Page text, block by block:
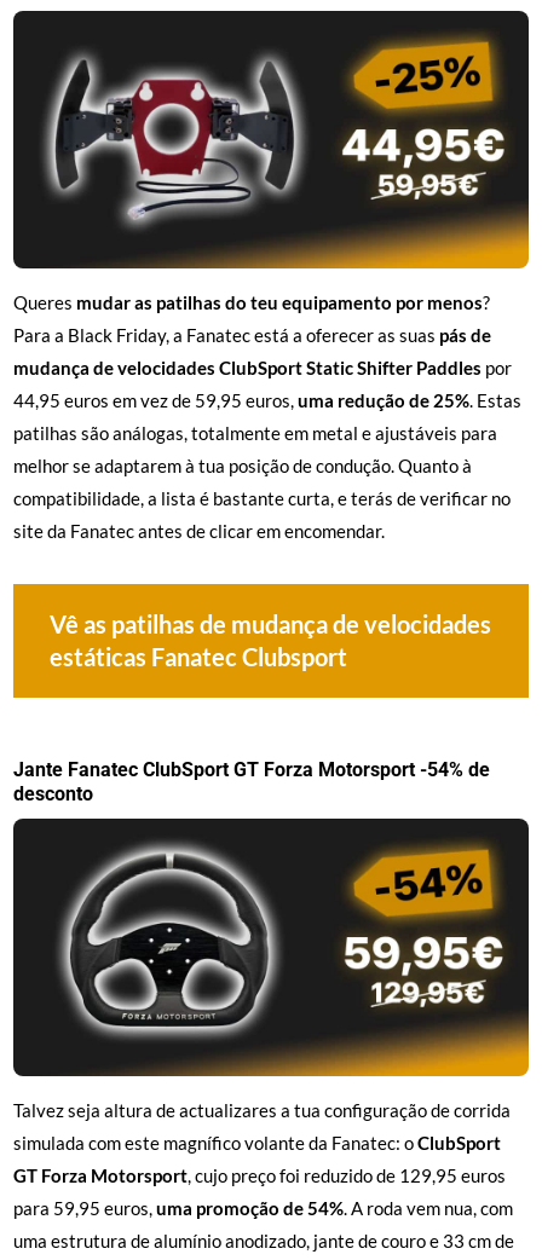
Queres mudar as patilhas do teu equipamento por menos?
Para a Black Friday, a Fanatec está a oferecer as suas pás de
mudança de velocidades ClubSport Static Shifter Paddles por
44,95 euros em vez de 59,95 euros,uma redução de 25%. Estas
patilhas são análogas, totalmente em metal e ajustáveis para
melhor se adaptarem à tua posição de condução. Quanto à
compatibilidade, a lista é bastante curta, e terás de verificar no
site da Fanatec antes de clicar em encomendar.
Vê as patilhas de mudança de velocidades
estáticas Fanatec Clubsport
Jante Fanatec ClubSport GT Forza Motorsport -54% de
desconto
Talvez seja altura de actualizares a tua configuração de corrida
simulada com este magnífico volante da Fanatec: oClubSport
GT Forza Motorsport, cujo preço foi reduzido de 129,95 euros
para 59,95 euros,uma promoção de 54%. A roda vem nua, com
uma estrutura de alumínio anodizado, jante de couro e 33 cm de